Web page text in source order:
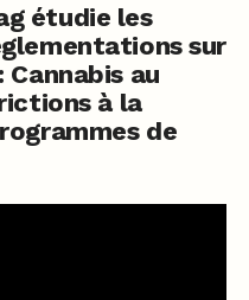
étudie les
sur
Cannabis au
à la
de